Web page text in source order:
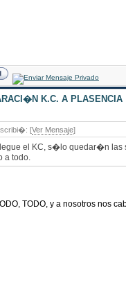
K.C. A PLASENCIA
[Ver Mensaje]
el KC, s�lo quedar�n las
a todo.
TODO, y a nosotros nos